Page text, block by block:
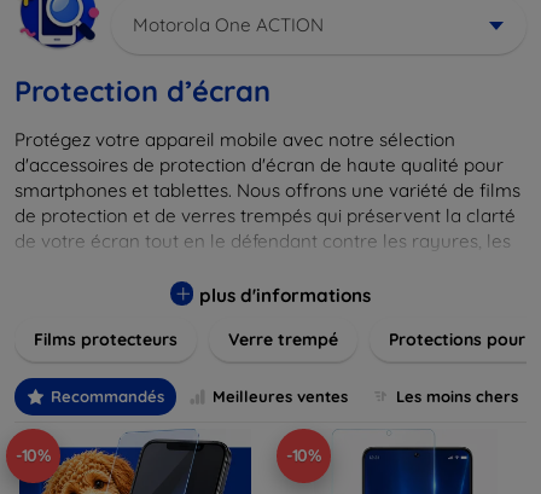
Motorola One ACTION
Protection d’écran
Protégez votre appareil mobile avec notre sélection
d'accessoires de protection d'écran de haute qualité pour
smartphones et tablettes. Nous offrons une variété de films
de protection et de verres trempés qui préservent la clarté
de votre écran tout en le défendant contre les rayures, les
s'adapter parfaitement à votre appareil, garantissant une
compromis sur la sensibilité tactile. Explorez notre gamme
besoins et assurez-vous que votre écran reste comme neuf,
longtemps.
plus d'informations
Films protecteurs Verre trempé Protections pour
Recommandés Meilleures ventes Les moins chers
-10% -10%